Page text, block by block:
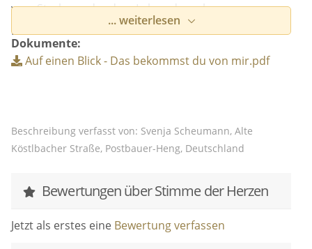
vom Sterben oder dem Leben danach.
Ich möchte die Persönlichkeit des Verstorbenen
herausstellen: Wie er gewesen war, für welche Werte
er einstand, welchen Leidenschaften er nachging,
schaffen und von Erlebnissen mit dem Verstorbenen
erzählen, um gute Erinnerungen zu wecken.
herausfordernder Schritt im Leben eines Menschen,
machen möchte. Loslassen bedeutet einen neuen
... weiterlesen
Dokumente:
Auf einen Blick - Das bekommst du von mir.pdf
Beschreibung verfasst von: Svenja Scheumann, Alte
Köstlbacher Straße, Postbauer-Heng, Deutschland
Bewertungen über Stimme der Herzen
Jetzt als erstes eine Bewertung verfassen